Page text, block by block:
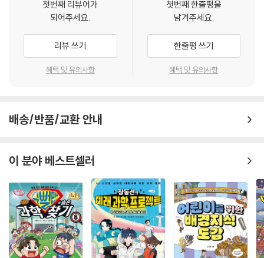
피라냐』, 그리고 오늘날 심각한 문제로 부상하고 있는 ‘플라스틱’의 문제를
다룬 『지구환경구조대 The Planet Agents vol.5-델타의 납치』에 이르
기까지 『지구환경구조대 The Planet Agents』 시리즈는 환경 이슈에 대
한 해결책과 함께 어린이 독자들이 일상에서 실천할 수 있는 과제들을 제
이 책을 읽은 후에 책의 뒷부분에 실려 있는 ‘훈련대장이 알려주는 비밀’을
에게 가장 위험한 상대’는 이산화탄소나 메탄과 같은 ‘악당’도 아니고, 에너
지 뱀파이어나 물 빨대, 그리고 플라스틱 수프와 같은 ‘괴물’도 아니라는 것
이다. 그렇다면 우리에게 가장 위험한 상대, 즉 지구의 환경을 파괴하고 있
는 상대는 누구일까?
지구의 환경을 위협하고 있는 가장 위험한 상대이자 나쁜 적은 바로 “우리
자신”이라는 것이라는 사실은 충격적인 사실이다. 우리의 일상에서 환경
첫번째 리뷰어가
되어주세요.
리뷰 쓰기
혜택 및 유의사항
첫번째 한줄평을
남겨주세요.
한줄평 쓰기
혜택 및 유의사항
배송/반품/교환 안내
이 분야 베스트셀러